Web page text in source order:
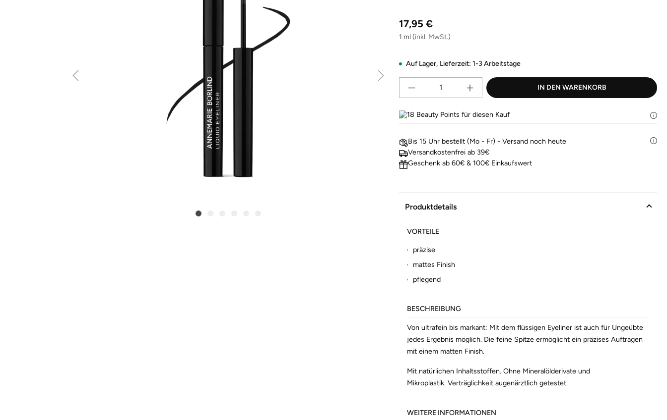
Regulärer Preis:
17,95 €
1 ml (inkl. MwSt.)
Auf Lager, Lieferzeit: 1-3 Arbeitstage
Produkt Anzahl: Gib den
IN DEN WARENKORB
18 Beauty Points für diesen Kauf
Bis 15 Uhr bestellt (Mo - Fr) - Versand noch heute
Versandkostenfrei ab 39€
Geschenk ab 60€ & 100€ Einkaufswert
Produktdetails
VORTEILE
präzise
mattes Finish
pflegend
BESCHREIBUNG
Von ultrafein bis markant: Mit dem flüssigen Eyeliner ist auch für Ungeübte
jedes Ergebnis möglich. Die feine Spitze ermöglicht ein präzises Auftragen
mit einem matten Finish.
Mit natürlichen Inhaltsstoffen. Ohne Mineralölderivate und
Mikroplastik. Verträglichkeit augenärztlich getestet.
WEITERE INFORMATIONEN